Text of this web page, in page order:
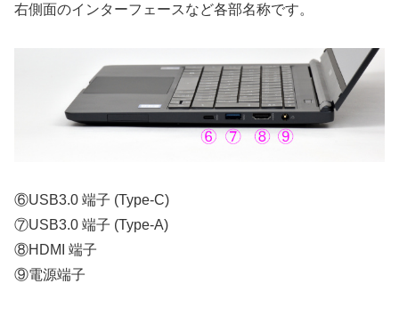
右側面のインターフェースなど各部名称です。
⑥USB3.0 端子 (Type-C)
⑦USB3.0 端子 (Type-A)
⑧HDMI 端子
⑨電源端子